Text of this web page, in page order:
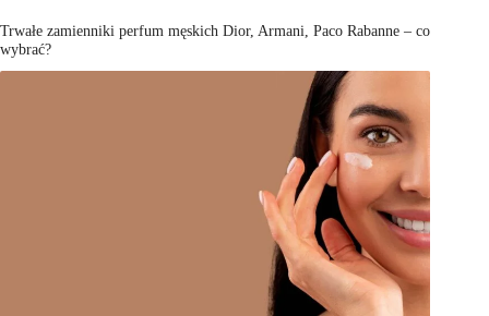
Trwałe zamienniki perfum męskich Dior, Armani, Paco Rabanne – co
wybrać?